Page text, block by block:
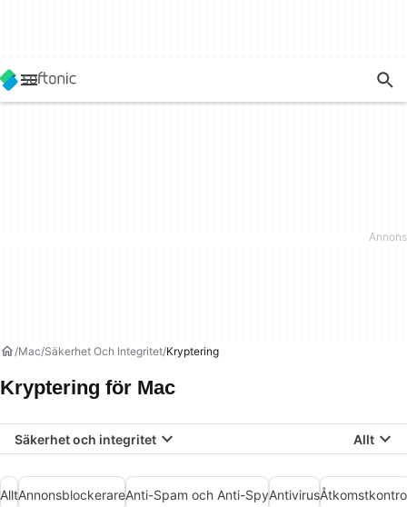
Mac Säkerhet Och Integritet Kryptering
Kryptering för Mac
Säkerhet och integritet Allt
AlltAnnonsblockerareAnti-Spam och Anti-SpyAntivirus